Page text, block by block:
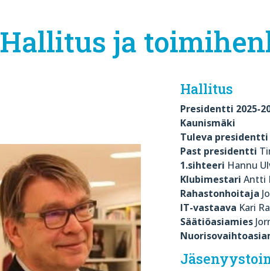
Hallitus ja
Hallitus
Presidentti 2025-
Kaunismäki
Tuleva presidentti
Past presidentti
1.sihteeri Hannu
Klubimestari Antti
Rahastonhoitaja
IT-vastaava Kari
Säätiöasiamies